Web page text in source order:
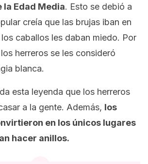
Edad Media. Esto se debió a
creía que las brujas iban en
caballos les daban miedo. Por
herreros se les consideró
blanca.
esta leyenda que los herreros
a la gente. Además, los
en los únicos lugares
hacer anillos.